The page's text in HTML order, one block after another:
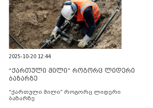
2025-10-20 12:44
“ქართული მილი” როგორც ლიდერი
ბაზარზე
“ქართული მილი” როგორც ლიდერი
ბაზარზე